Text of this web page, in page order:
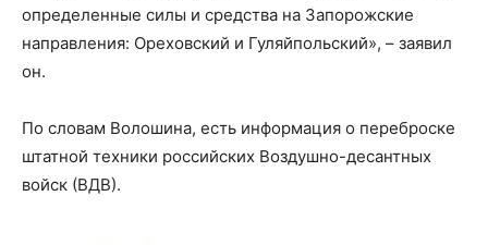
определенные силы и средства на Запорожские
направления: Ореховский и Гуляйпольский», – заявил
он.
По словам Волошина, есть информация о переброске
штатной техники российских Воздушно-десантных
войск (ВДВ).